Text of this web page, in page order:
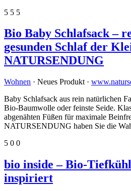
5 5 5
Bio Baby Schlafsack –
gesunden Schlaf der
NATURSENDUNG
Wohnen · Neues Produkt ·
Baby Schlafsack aus rein natürlichen
Bio-Baumwolle oder feinste Seide.
abgenähten Füßen für maximale
NATURSENDUNG haben Sie die
5 0 0
bio inside – Bio-
inspiriert